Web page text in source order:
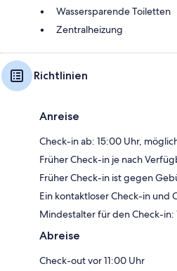
Wassersparende Toiletten
Zentralheizung
Richtlinien
Anreise
Check-in ab: 15:00 Uhr,
Früher Check-in je nach
Früher Check-in ist gegen
Ein kontaktloser Check-in und
Mindestalter für den Check-in:
Abreise
Check-out vor 11:00 Uhr